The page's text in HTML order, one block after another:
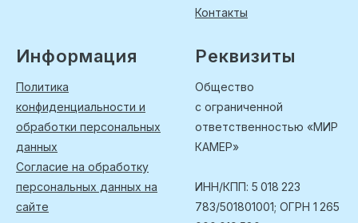
Контакты
Информация
Политика
конфиденциальности и
обработки персональных
данных
Согласие на обработку
персональных данных на
сайте
Реквизиты
Общество
с ограниченной
ответственностью «МИР
КАМЕР»
ИНН/КПП: 5 018 223
783/501801001; ОГРН 1 265